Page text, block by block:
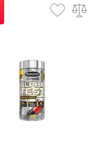
результату.